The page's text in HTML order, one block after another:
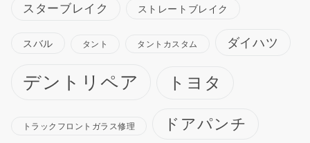
スターブレイク ストレートブレイク
スバル タント タントカスタム ダイハツ
デントリペア トヨタ
トラックフロントガラス修理 ドアパンチ